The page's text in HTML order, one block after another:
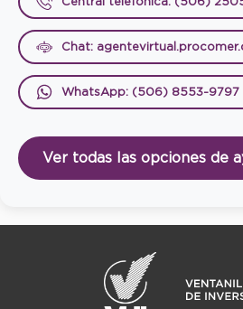
Chat:
WhatsApp: (506) 8553-9797
Ver todas las opciones de